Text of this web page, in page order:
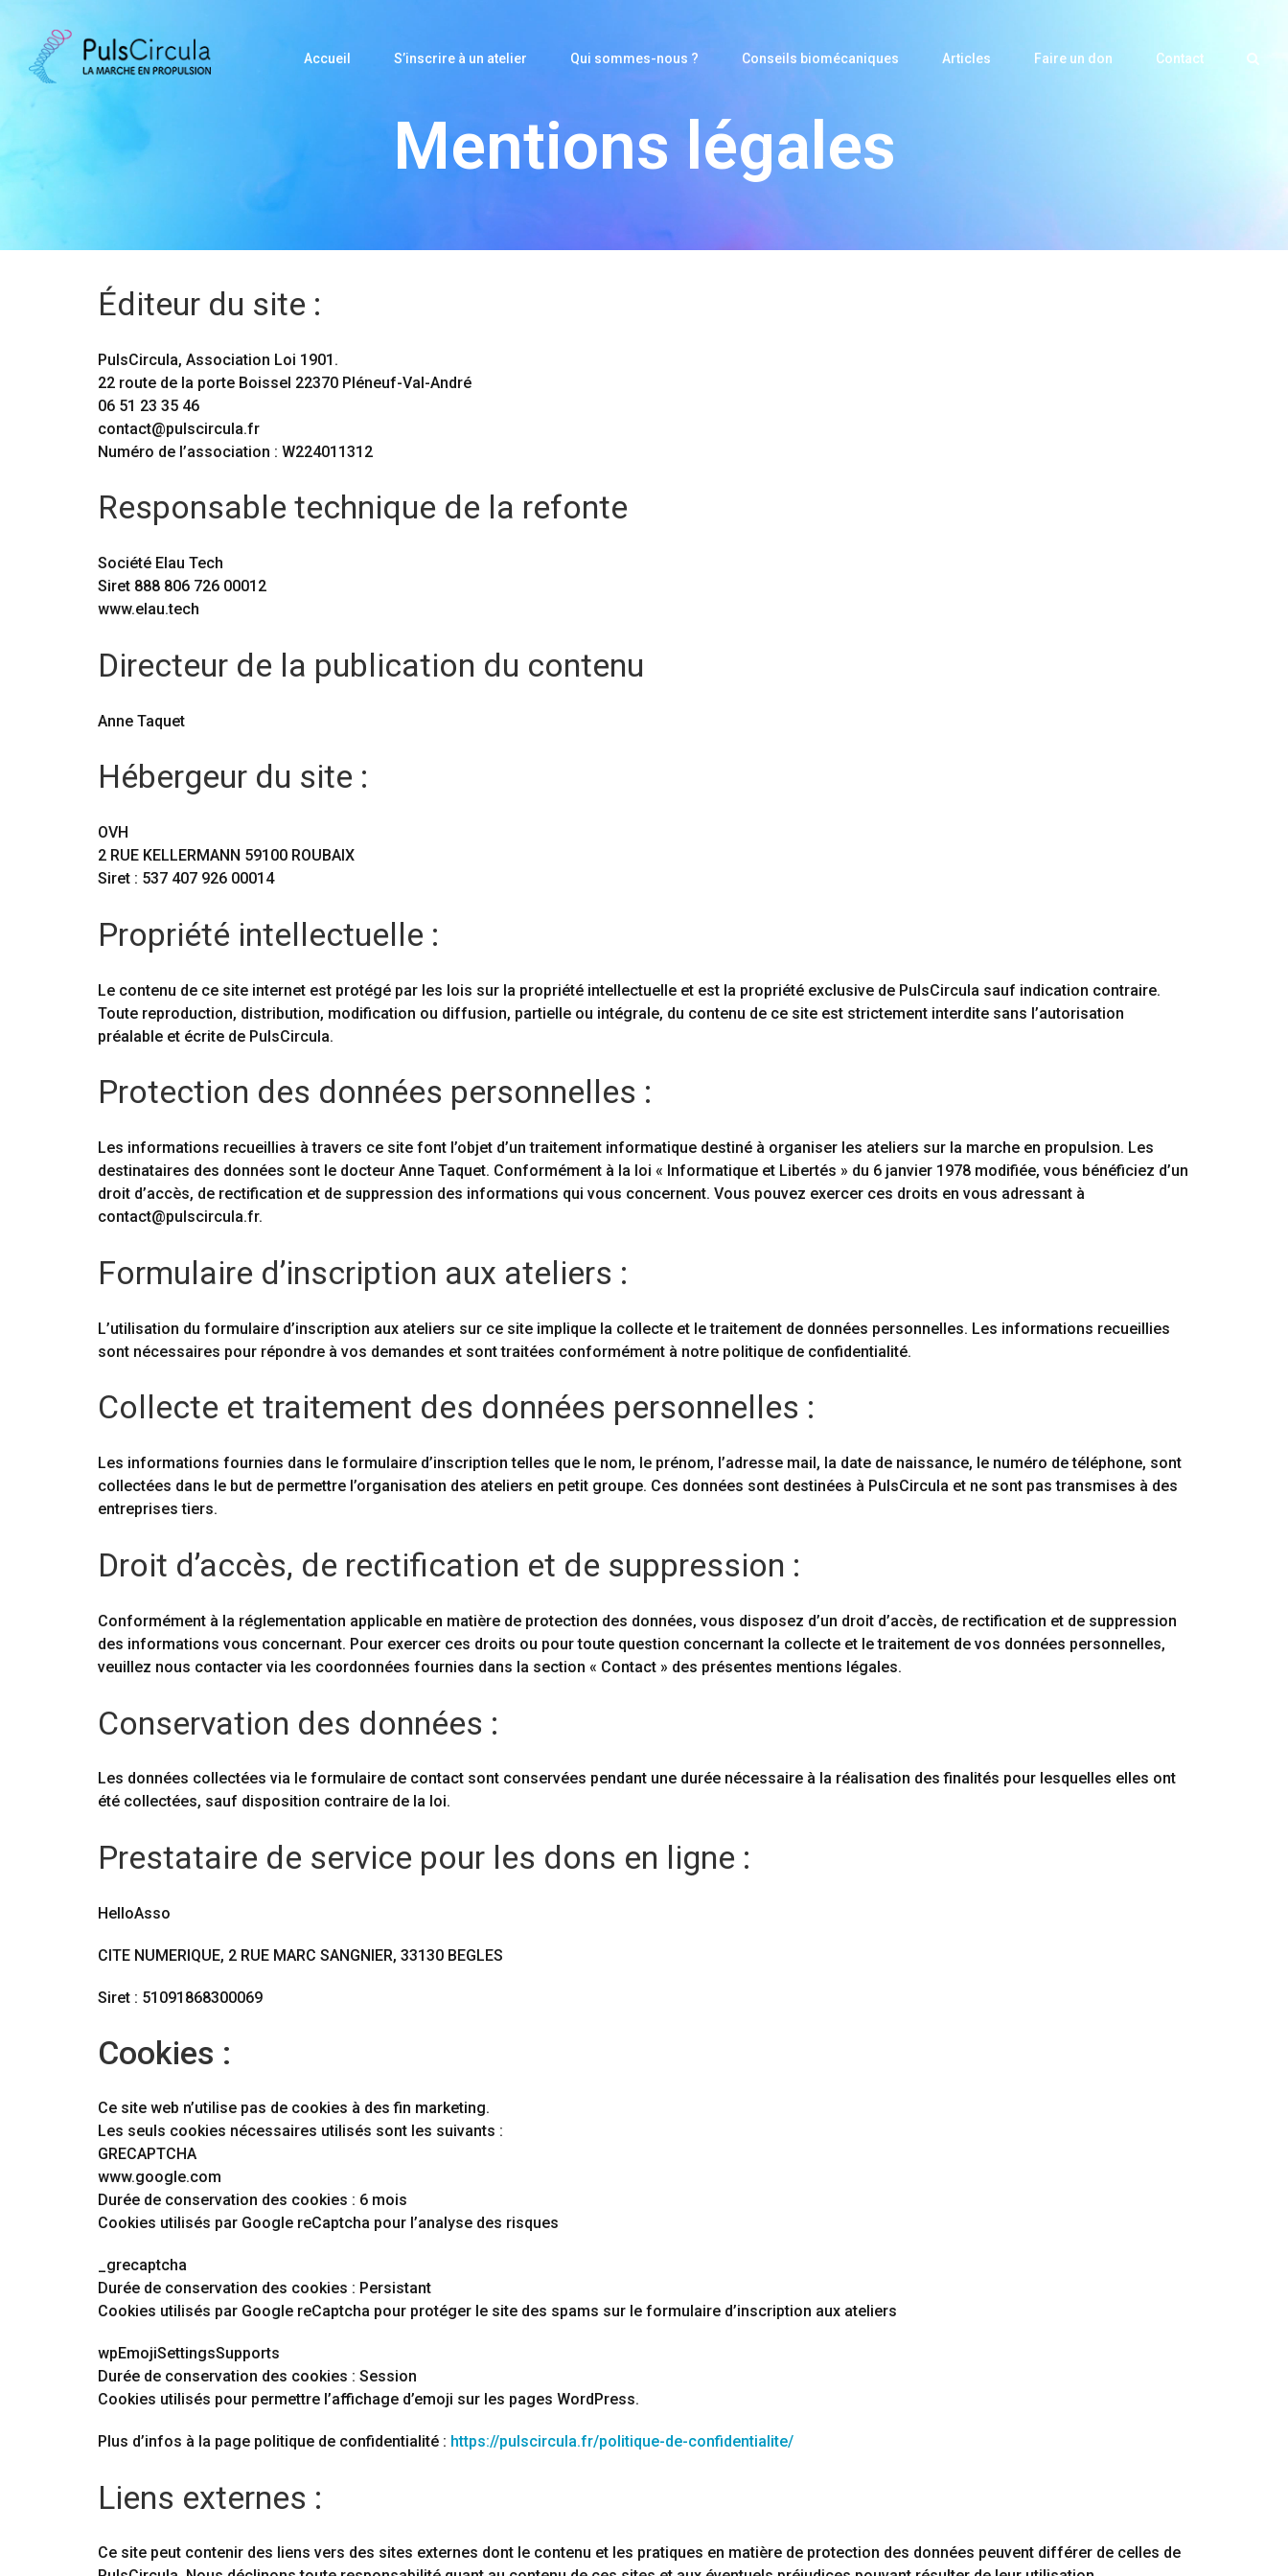
Accueil S’inscrire à un atelier Qui sommes-nous ? Conseils biomécaniques Articles Faire un don Contact
Mentions légales
Éditeur du site :
PulsCircula, Association Loi 1901.
22 route de la porte Boissel 22370 Pléneuf-Val-André
06 51 23 35 46
contact@pulscircula.fr
Numéro de l’association : W224011312
Responsable technique de la refonte
Société Elau Tech
Siret 888 806 726 00012
www.elau.tech
Directeur de la publication du contenu
Anne Taquet
Hébergeur du site :
OVH
2 RUE KELLERMANN 59100 ROUBAIX
Siret : 537 407 926 00014
Propriété intellectuelle :
Le contenu de ce site internet est protégé par les lois sur la propriété intellectuelle et est la propriété exclusive de PulsCircula sauf indication contraire.
Toute reproduction, distribution, modification ou diffusion, partielle ou intégrale, du contenu de ce site est strictement interdite sans l’autorisation
préalable et écrite de PulsCircula.
Protection des données personnelles :
Les informations recueillies à travers ce site font l’objet d’un traitement informatique destiné à organiser les ateliers sur la marche en propulsion. Les
destinataires des données sont le docteur Anne Taquet. Conformément à la loi « Informatique et Libertés » du 6 janvier 1978 modifiée, vous bénéficiez d’un
droit d’accès, de rectification et de suppression des informations qui vous concernent. Vous pouvez exercer ces droits en vous adressant à
contact@pulscircula.fr.
Formulaire d’inscription aux ateliers :
L’utilisation du formulaire d’inscription aux ateliers sur ce site implique la collecte et le traitement de données personnelles. Les informations recueillies
sont nécessaires pour répondre à vos demandes et sont traitées conformément à notre politique de confidentialité.
Collecte et traitement des données personnelles :
Les informations fournies dans le formulaire d’inscription telles que le nom, le prénom, l’adresse mail, la date de naissance, le numéro de téléphone, sont
collectées dans le but de permettre l’organisation des ateliers en petit groupe. Ces données sont destinées à PulsCircula et ne sont pas transmises à des
entreprises tiers.
Droit d’accès, de rectification et de suppression :
Conformément à la réglementation applicable en matière de protection des données, vous disposez d’un droit d’accès, de rectification et de suppression
des informations vous concernant. Pour exercer ces droits ou pour toute question concernant la collecte et le traitement de vos données personnelles,
veuillez nous contacter via les coordonnées fournies dans la section « Contact » des présentes mentions légales.
Conservation des données :
Les données collectées via le formulaire de contact sont conservées pendant une durée nécessaire à la réalisation des finalités pour lesquelles elles ont
été collectées, sauf disposition contraire de la loi.
Prestataire de service pour les dons en ligne :
HelloAsso
CITE NUMERIQUE, 2 RUE MARC SANGNIER, 33130 BEGLES
Siret : 51091868300069
Cookies :
Ce site web n’utilise pas de cookies à des fin marketing.
Les seuls cookies nécessaires utilisés sont les suivants :
GRECAPTCHA
www.google.com
Durée de conservation des cookies : 6 mois
Cookies utilisés par Google reCaptcha pour l’analyse des risques
_grecaptcha
Durée de conservation des cookies : Persistant
Cookies utilisés par Google reCaptcha pour protéger le site des spams sur le formulaire d’inscription aux ateliers
wpEmojiSettingsSupports
Durée de conservation des cookies : Session
Cookies utilisés pour permettre l’affichage d’emoji sur les pages WordPress.
Plus d’infos à la page politique de confidentialité : https://pulscircula.fr/politique-de-confidentialite/
Liens externes :
Ce site peut contenir des liens vers des sites externes dont le contenu et les pratiques en matière de protection des données peuvent différer de celles de